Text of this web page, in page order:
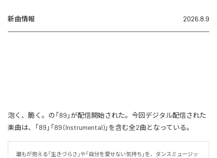
新曲情報 2026.8.9
泡く、脆く。の「89」が配信開始された。今回デジタル配信された
楽曲は、「89」「89 (Instrumental)」を含む全2曲となっている。
誰もが抱える「生きづらさ」や「自分を愛せない気持ち」を、ダンスミュージッ